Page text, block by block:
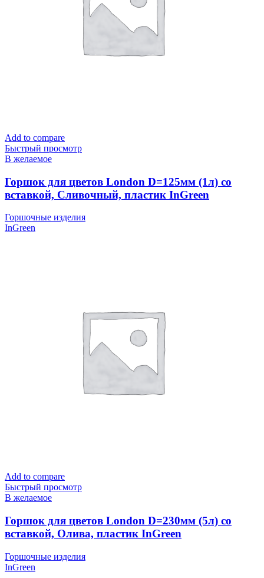
Add to compare
Быстрый просмотр
В желаемое
Горшок для цветов London D=125мм (1л) со
вставкой, Сливочный, пластик InGreen
Горшочные изделия
InGreen
Add to compare
Быстрый просмотр
В желаемое
Горшок для цветов London D=230мм (5л) со
вставкой, Олива, пластик InGreen
Горшочные изделия
InGreen